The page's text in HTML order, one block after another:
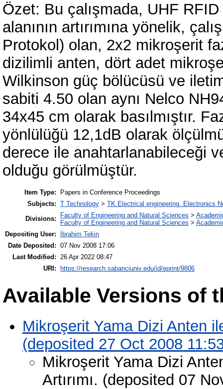
Özet: Bu çalışmada, UHF
alanının artırımına yönelik,
Protokol) olan, 2x2 mikroşerit
dizilimli anten, dört adet
Wilkinson güç bölücüsü ve iletim
sabiti 4.50 olan aynı Nelco
34x45 cm olarak basılmıştır.
yönlülüğü 12,1dB olarak
derece ile anahtarlanabileceği
olduğu görülmüştür.
Item Type:
Papers in Conference Proceedings
Subjects: T Technology > TK Electrical engineering. Electronics
Divisions:
Faculty of Engineering and Natural Sciences >
Faculty of Engineering and Natural Sciences >
Depositing User:
İbrahim Tekin
Date Deposited: 07 Nov 2008 17:06
Last Modified: 26 Apr 2022 08:47
URI:
https://research.sabanciuniv.edu/id/eprint/9806
Available Versions of
Mikroşerit Yama Dizi Anten
(deposited 27 Oct 2008
Mikroşerit Yama Dizi
Artırımı. (deposited 07